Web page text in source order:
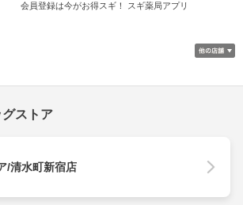
会員登録は今がお得スギ！ スギ薬局アプリ
ストア
/清水町新宿店